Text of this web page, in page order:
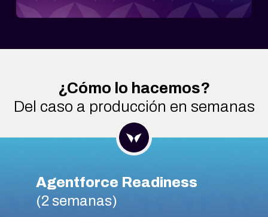
¿Cómo lo hacemos?
Del caso a producción en semanas
Agentforce Readiness
(2 semanas)